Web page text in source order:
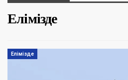
Елімізде
Елімізде